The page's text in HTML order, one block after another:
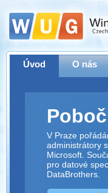
Úvod O nás
V Praze
administrátory
Microsoft.
pro datové
DataBrothers.